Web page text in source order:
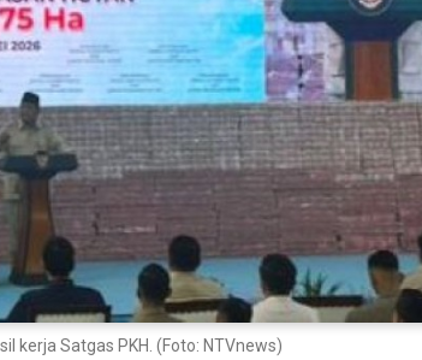
kerja Satgas PKH. (Foto: NTVnews)